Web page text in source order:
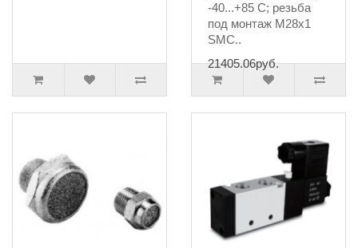
-40...+85 C; резьба
под монтаж М28х1
SMC..
21405.06руб.